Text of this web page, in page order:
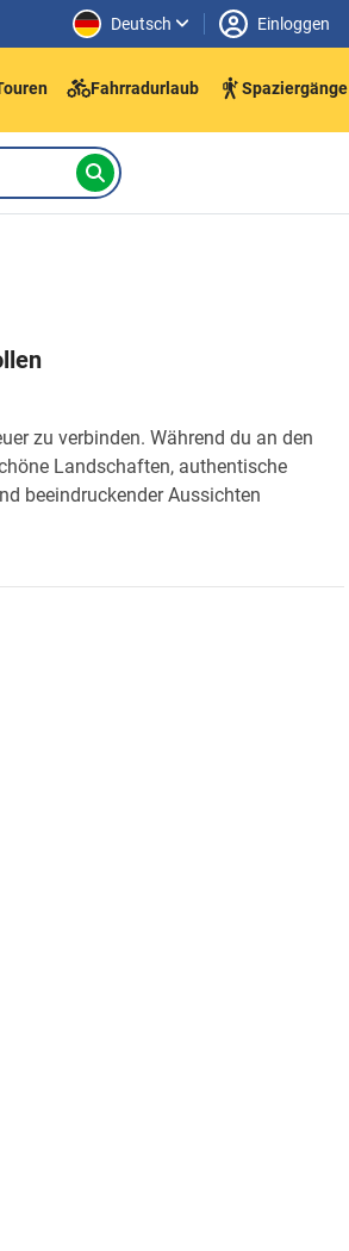
Deutsch Einloggen
Fahrradurlaub Spaziergänge
zu verbinden. Während du an den
Landschaften, authentische
beeindruckender Aussichten